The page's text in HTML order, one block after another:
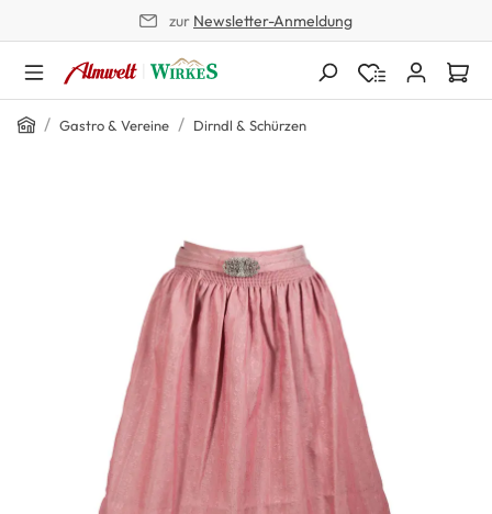
zur Newsletter-Anmeldung
Home
/ Gastro & Vereine / Dirndl & Schürzen